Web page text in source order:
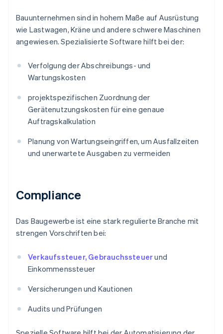
Bauunternehmen sind in hohem Maße auf Ausrüstung
wie Lastwagen, Kräne und andere schwere Maschinen
angewiesen. Spezialisierte Software hilft bei der:
Verfolgung der Abschreibungs- und
Wartungskosten
projektspezifischen Zuordnung der
Gerätenutzungskosten für eine genaue
Auftragskalkulation
Planung von Wartungseingriffen, um Ausfallzeiten
und unerwartete Ausgaben zu vermeiden
Compliance
Das Baugewerbe ist eine stark regulierte Branche mit
strengen Vorschriften bei:
Verkaufssteuer, Gebrauchssteuerund
Einkommenssteuer
Versicherungen und Kautionen
Audits und Prüfungen